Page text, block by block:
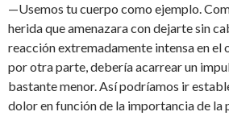
—Usemos tu cuerpo como ejemplo.
herida que amenazara con dejarte sin
reacción extremadamente intensa en el
por otra parte, debería acarrear un
bastante menor. Así podríamos ir
dolor en función de la importancia de la